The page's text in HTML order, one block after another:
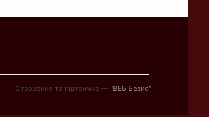
Створення та підтримка — "ВЕБ Базис"